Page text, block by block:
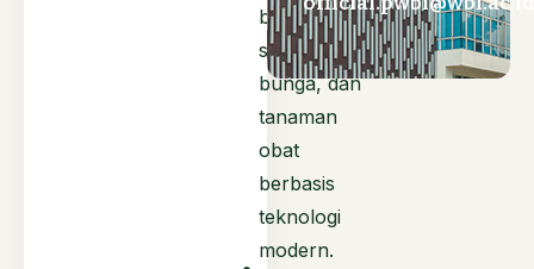
buah,
sayuran,
bunga, dan
tanaman
obat
berbasis
teknologi
modern.